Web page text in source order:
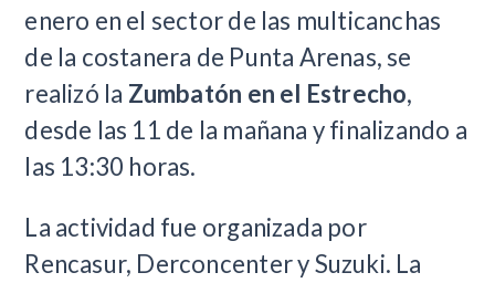
enero en el sector de las multicanchas
de la costanera de Punta Arenas, se
realizó la Zumbatón en el Estrecho,
desde las 11 de la mañana y finalizando a
las 13:30 horas.
La actividad fue organizada por
Rencasur, Derconcenter y Suzuki. La